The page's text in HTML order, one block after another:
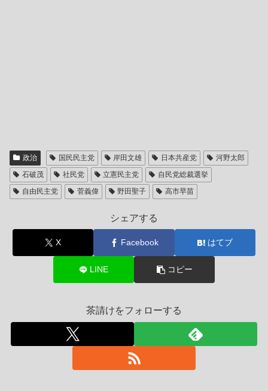
政治 国民民主党 岸田文雄 日本共産党
河野太郎
石破茂
社民党 立憲民主党
自民党総裁選挙
自由民主党
菅義偉 野田聖子 高市早苗
シェアする
X Facebook はてブ
LINE コピー
茶請けをフォローする